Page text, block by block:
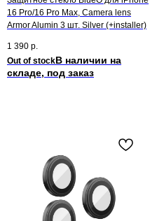
16 Pro/16 Pro Max, Camera lens
Armor Alumin 3 шт. Silver (+installer)
1 390 р.
Out of stock